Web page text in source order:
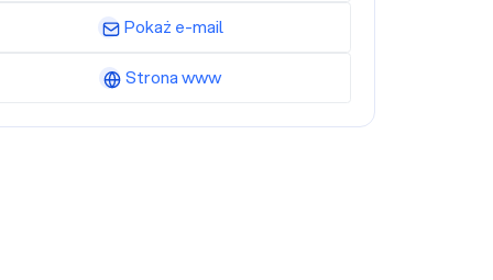
Pokaż e-mail
Strona www